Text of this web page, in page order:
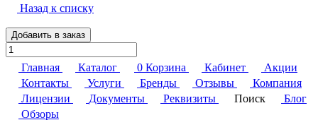
Назад к списку
Добавить в заказ
Главная Каталог 0 Корзина Кабинет
Акции
Контакты
Услуги Бренды Отзывы
Компания
Лицензии
Документы Реквизиты Поиск
Блог
Обзоры